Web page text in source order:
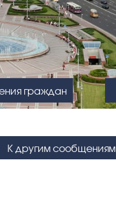
граждан
К другим сообщениям